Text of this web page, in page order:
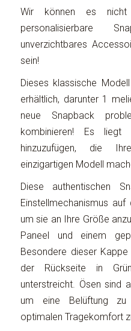
Wir können es
personalisierbare
unverzichtbares
sein!
Dieses klassische
erhältlich, darunter 1
neue Snapback
kombinieren! Es
hinzuzufügen, die
einzigartigen Modell
Diese authentischen
Einstellmechanismus
um sie an Ihre Größe
Paneel und einem
Besondere dieser
der Rückseite in
unterstreicht. Ösen sind
um eine Belüftung zu
optimalen Tragekomfort